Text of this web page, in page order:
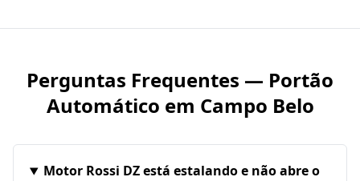
Perguntas Frequentes — Portão
Automático em Campo Belo
Motor Rossi DZ está estalando e não abre o